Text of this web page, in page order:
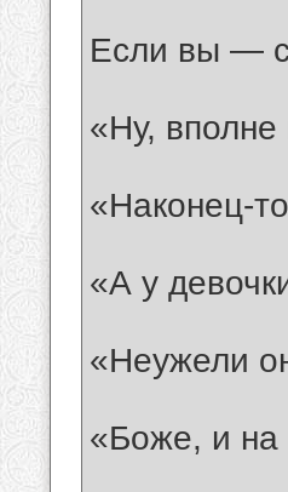
Если вы —
«Ну, вполне
«Наконец-
«А у
«Неужели
«Боже, и на